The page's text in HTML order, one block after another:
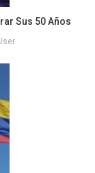
Sus 50 Años